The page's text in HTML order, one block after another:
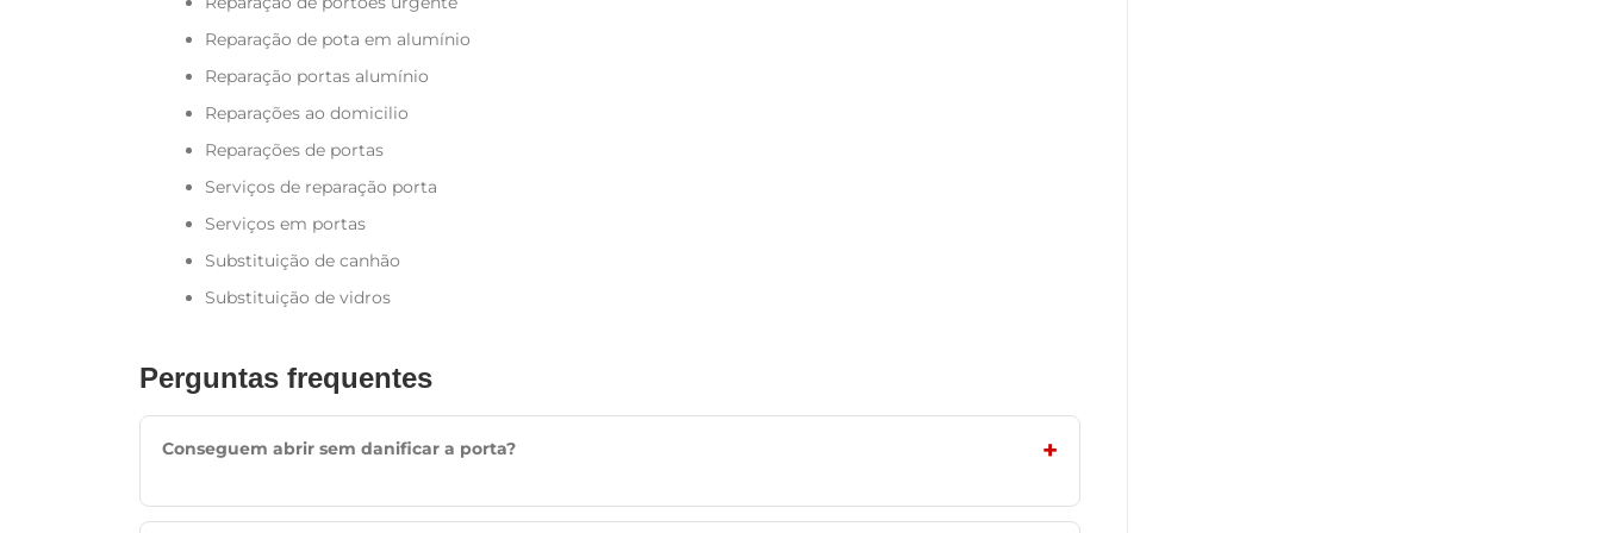
Reparação de pota em alumínio
Reparação portas alumínio
Reparações ao domicilio
Reparações de portas
Serviços de reparação porta
Serviços em portas
Substituição de canhão
Substituição de vidros
Perguntas frequentes
Conseguem abrir sem danificar a porta?